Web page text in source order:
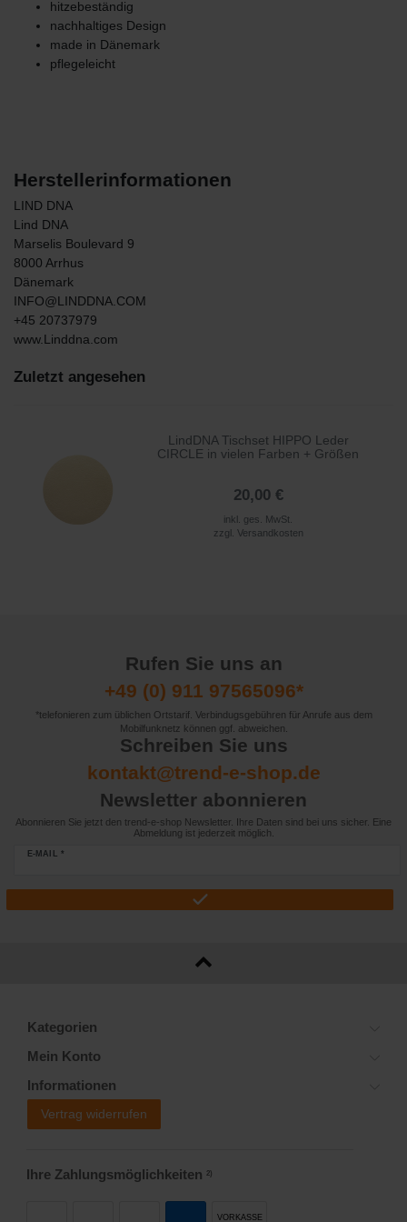
hitzebeständig
nachhaltiges Design
made in Dänemark
pflegeleicht
Herstellerinformationen
LIND DNA
Lind DNA
Marselis Boulevard 9
8000 Arrhus
Dänemark
INFO@LINDDNA.COM
+45 20737979
www.Linddna.com
Zuletzt angesehen
LindDNA Tischset HIPPO Leder
CIRCLE in vielen Farben + Größen
20,00 €
inkl. ges. MwSt.
zzgl. Versandkosten
Rufen Sie uns an
+49 (0) 911 97565096*
*telefonieren zum üblichen Ortstarif. Verbindugsgebühren für Anrufe aus dem
Mobilfunknetz können ggf. abweichen.
Schreiben Sie uns
kontakt@trend-e-shop.de
Newsletter abonnieren
Abonnieren Sie jetzt den trend-e-shop Newsletter. Ihre Daten sind bei uns sicher. Eine
Abmeldung ist jederzeit möglich.
E-MAIL *
Kategorien
Mein Konto
Informationen
Vertrag widerrufen
Ihre Zahlungsmöglichkeiten 2)
VORKASSE